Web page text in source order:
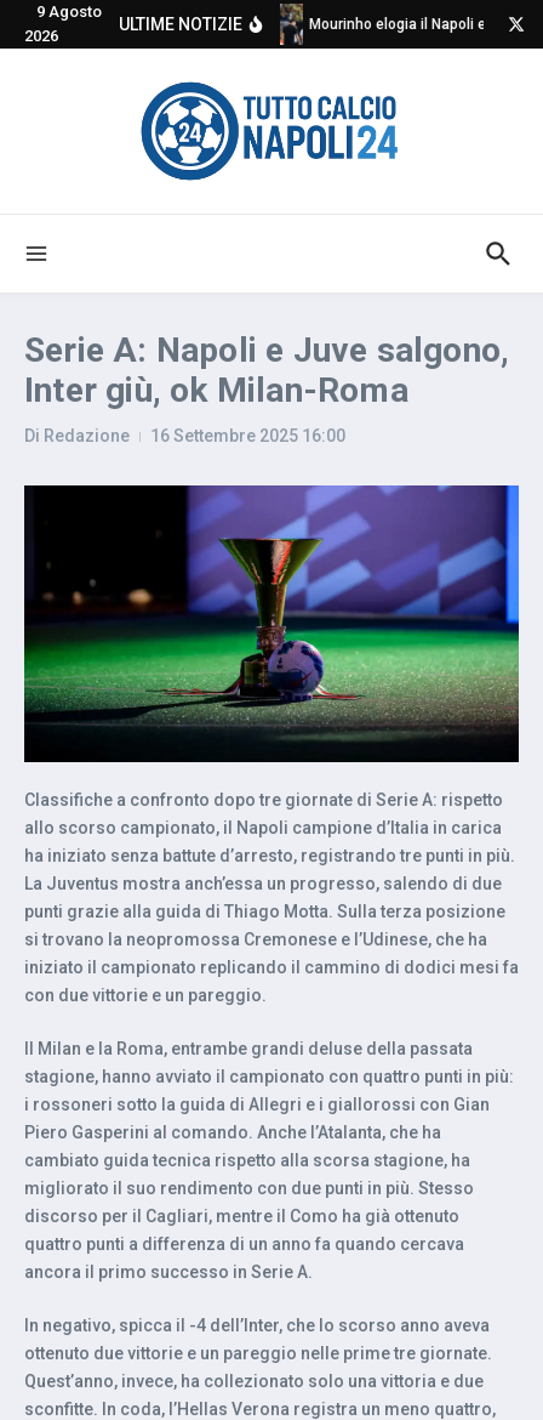
Salta al contenuto
9 Agosto
2026
ULTIME NOTIZIE Mourinho elogia il Napoli e critica
Serie A: Napoli e Juve salgono,
Inter giù, ok Milan-Roma
Di Redazione 16 Settembre 2025 16:00
Classifiche a confronto dopo tre giornate di Serie A: rispetto
allo scorso campionato, il Napoli campione d’Italia in carica
ha iniziato senza battute d’arresto, registrando tre punti in più.
La Juventus mostra anch’essa un progresso, salendo di due
punti grazie alla guida di Thiago Motta. Sulla terza posizione
si trovano la neopromossa Cremonese e l’Udinese, che ha
iniziato il campionato replicando il cammino di dodici mesi fa
con due vittorie e un pareggio.
Il Milan e la Roma, entrambe grandi deluse della passata
stagione, hanno avviato il campionato con quattro punti in più:
i rossoneri sotto la guida di Allegri e i giallorossi con Gian
Piero Gasperini al comando. Anche l’Atalanta, che ha
cambiato guida tecnica rispetto alla scorsa stagione, ha
migliorato il suo rendimento con due punti in più. Stesso
discorso per il Cagliari, mentre il Como ha già ottenuto
quattro punti a differenza di un anno fa quando cercava
ancora il primo successo in Serie A.
In negativo, spicca il -4 dell’Inter, che lo scorso anno aveva
ottenuto due vittorie e un pareggio nelle prime tre giornate.
Quest’anno, invece, ha collezionato solo una vittoria e due
sconfitte. In coda, l’Hellas Verona registra un meno quattro,